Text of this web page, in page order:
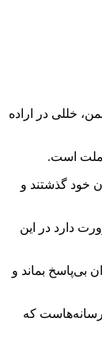
خللی در اراده‌
ملت است.
خود گذشتند و
دارد در این
بی‌پاسخ بماند و
رسانه‌هاست که